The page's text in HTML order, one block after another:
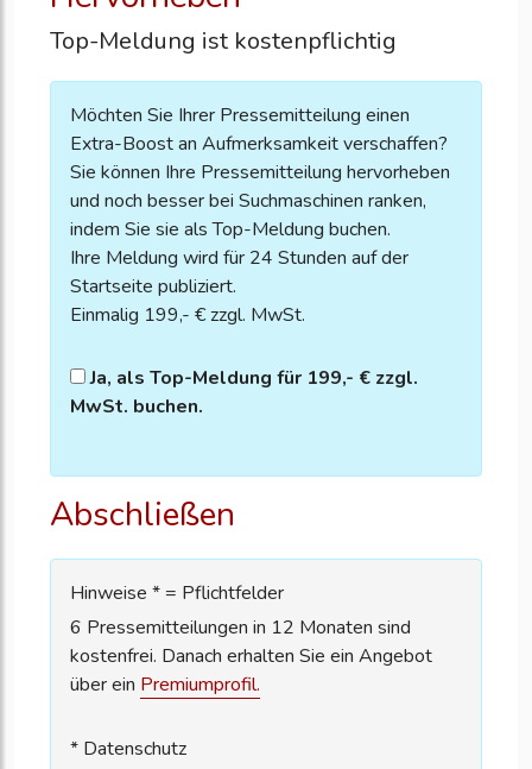
Top-Meldung ist kostenpflichtig
Möchten Sie Ihrer Pressemitteilung einen
Extra-Boost an Aufmerksamkeit verschaffen?
Sie können Ihre Pressemitteilung hervorheben
und noch besser bei Suchmaschinen ranken,
indem Sie sie als Top-Meldung buchen.
Ihre Meldung wird für 24 Stunden auf der
Startseite publiziert.
Einmalig 199,- € zzgl. MwSt.
Ja, als Top-Meldung für 199,- € zzgl.
MwSt. buchen.
Abschließen
Hinweise * = Pflichtfelder
6 Pressemitteilungen in 12 Monaten sind
kostenfrei. Danach erhalten Sie ein Angebot
über ein Premiumprofil.
* Datenschutz